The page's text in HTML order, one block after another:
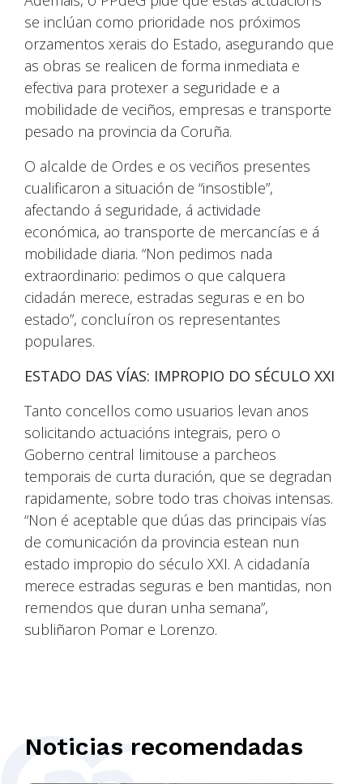
se inclúan como prioridade nos próximos
orzamentos xerais do Estado, asegurando que
as obras se realicen de forma inmediata e
efectiva para protexer a seguridade e a
mobilidade de veciños, empresas e transporte
pesado na provincia da Coruña.
O alcalde de Ordes e os veciños presentes
cualificaron a situación de “insostible”,
afectando á seguridade, á actividade
económica, ao transporte de mercancías e á
mobilidade diaria. “Non pedimos nada
extraordinario: pedimos o que calquera
cidadán merece, estradas seguras e en bo
estado”, concluíron os representantes
populares.
ESTADO DAS VÍAS: IMPROPIO DO SÉCULO XXI
Tanto concellos como usuarios levan anos
solicitando actuacións integrais, pero o
Goberno central limitouse a parcheos
temporais de curta duración, que se degradan
rapidamente, sobre todo tras choivas intensas.
“Non é aceptable que dúas das principais vías
de comunicación da provincia estean nun
estado impropio do século XXI. A cidadanía
merece estradas seguras e ben mantidas, non
remendos que duran unha semana”,
subliñaron Pomar e Lorenzo.
Noticias recomendadas